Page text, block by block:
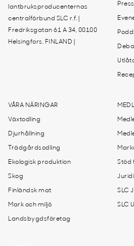
lantbruksproducenternas
centralförbund SLC r.f. |
Fredriksgatan 61 A 34, 00100
Helsingfors, FINLAND |
VÅRA NÄRINGAR
Växtodling
Djurhållning
Trädgårdsodling
Ekologisk produktion
Skog
Finländsk mat
Mark och miljö
Landsbygdsföretag
Stöd
SLC
SLC